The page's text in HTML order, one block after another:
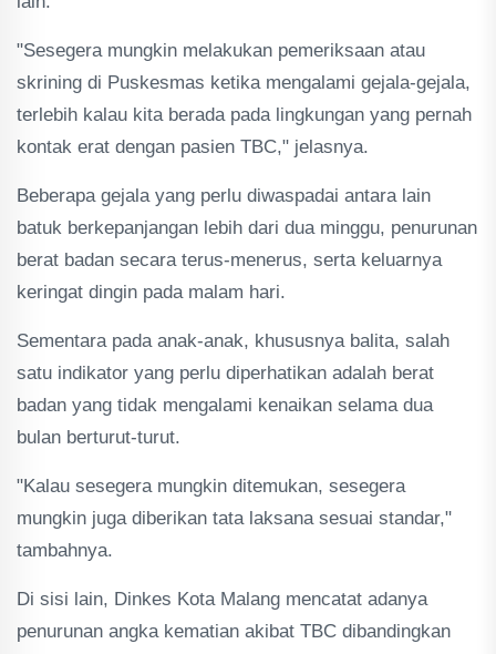
"Sesegera mungkin melakukan pemeriksaan atau
skrining di Puskesmas ketika mengalami gejala-gejala,
terlebih kalau kita berada pada lingkungan yang pernah
kontak erat dengan pasien TBC," jelasnya.
Beberapa gejala yang perlu diwaspadai antara lain
batuk berkepanjangan lebih dari dua minggu, penurunan
berat badan secara terus-menerus, serta keluarnya
keringat dingin pada malam hari.
Sementara pada anak-anak, khususnya balita, salah
satu indikator yang perlu diperhatikan adalah berat
badan yang tidak mengalami kenaikan selama dua
bulan berturut-turut.
"Kalau sesegera mungkin ditemukan, sesegera
mungkin juga diberikan tata laksana sesuai standar,"
tambahnya.
Di sisi lain, Dinkes Kota Malang mencatat adanya
penurunan angka kematian akibat TBC dibandingkan